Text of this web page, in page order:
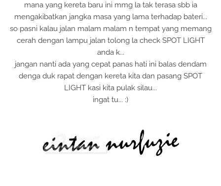
mana yang kereta baru ini mmg la tak terasa sbb ia
mengakibatkan jangka masa yang lama terhadap bateri...
so pasni kalau jalan malam malam n tempat yang memang
cerah dengan lampu jalan tolong la check SPOT LIGHT
anda k...
jangan nanti ada yang cepat panas hati ini balas dendam
denga duk rapat dengan kereta kita dan pasang SPOT
LIGHT kasi kita pulak silau...
ingat tu... :)